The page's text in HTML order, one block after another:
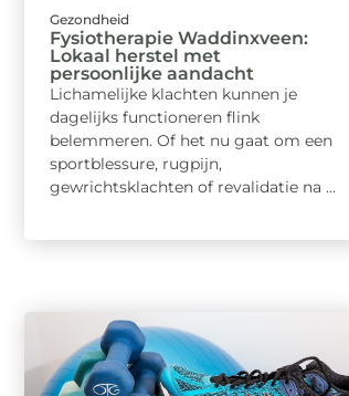
Gezondheid
Fysiotherapie Waddinxveen:
Lokaal herstel met
persoonlijke aandacht
Lichamelijke klachten kunnen je
dagelijks functioneren flink
belemmeren. Of het nu gaat om een
sportblessure, rugpijn,
gewrichtsklachten of revalidatie na ...